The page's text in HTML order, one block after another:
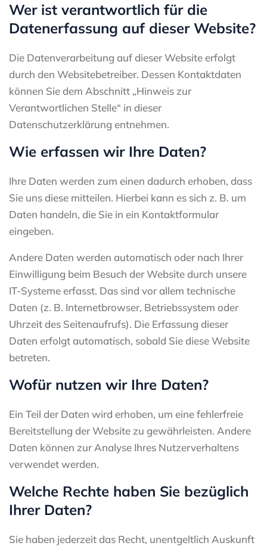
Wer ist verantwortlich für die
Datenerfassung auf dieser Website?
Die Datenverarbeitung auf dieser Website erfolgt
durch den Websitebetreiber. Dessen Kontaktdaten
können Sie dem Abschnitt „Hinweis zur
Verantwortlichen Stelle“ in dieser
Datenschutzerklärung entnehmen.
Wie erfassen wir Ihre Daten?
Ihre Daten werden zum einen dadurch erhoben, dass
Sie uns diese mitteilen. Hierbei kann es sich z. B. um
Daten handeln, die Sie in ein Kontaktformular
eingeben.
Andere Daten werden automatisch oder nach Ihrer
Einwilligung beim Besuch der Website durch unsere
IT-Systeme erfasst. Das sind vor allem technische
Daten (z. B. Internetbrowser, Betriebssystem oder
Uhrzeit des Seitenaufrufs). Die Erfassung dieser
Daten erfolgt automatisch, sobald Sie diese Website
betreten.
Wofür nutzen wir Ihre Daten?
Ein Teil der Daten wird erhoben, um eine fehlerfreie
Bereitstellung der Website zu gewährleisten. Andere
Daten können zur Analyse Ihres Nutzerverhaltens
verwendet werden.
Welche Rechte haben Sie bezüglich
Ihrer Daten?
Sie haben jederzeit das Recht, unentgeltlich Auskunft